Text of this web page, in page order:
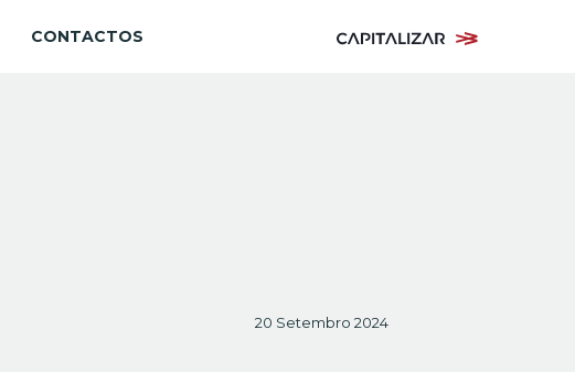
CONTACTOS
20 Setembro 2024